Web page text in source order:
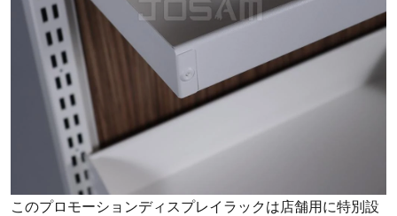
このプロモーションディスプレイラックは店舗用に特別設